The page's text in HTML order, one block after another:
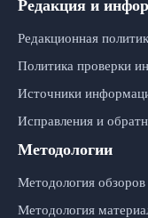
Редакция и
Редакционная
Политика проверки
Источники
Исправления и
Методологии
Методология
Методология